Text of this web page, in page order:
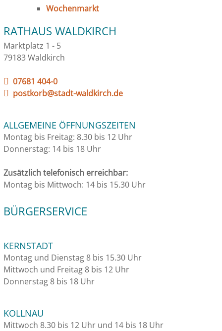
Wochenmarkt
RATHAUS WALDKIRCH
Marktplatz 1 - 5
79183 Waldkirch
07681 404-0
postkorb@stadt-waldkirch.de
ALLGEMEINE ÖFFNUNGSZEITEN
Montag bis Freitag: 8.30 bis 12 Uhr
Donnerstag: 14 bis 18 Uhr
Zusätzlich telefonisch erreichbar:
Montag bis Mittwoch: 14 bis 15.30 Uhr
BÜRGERSERVICE
KERNSTADT
Montag und Dienstag 8 bis 15.30 Uhr
Mittwoch und Freitag 8 bis 12 Uhr
Donnerstag 8 bis 18 Uhr
KOLLNAU
Mittwoch 8.30 bis 12 Uhr und 14 bis 18 Uhr